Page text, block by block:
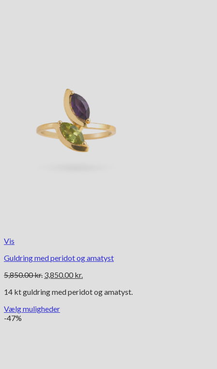
Vis
Guldring med peridot og amatyst
5,850.00kr. Den
pris
5,850.00 kr..
3,850.00 kr.
pris
14 kt guldring med peridot og amatyst.
Vælg muligheder
Dette
-47%